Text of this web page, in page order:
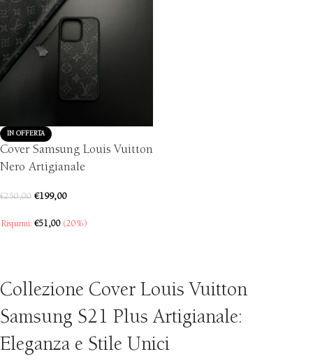
IN OFFERTA
Cover Samsung Louis Vuitton
Nero Artigianale
€250,00 €199,00
Risparmi: €51,00 (20%)
Collezione Cover Louis Vuitton
Samsung S21 Plus Artigianale:
Eleganza e Stile Unici